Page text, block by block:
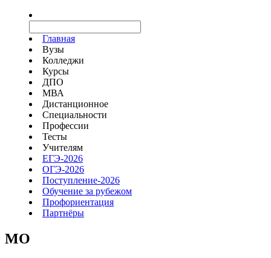
Главная
Вузы
Колледжи
Курсы
ДПО
МВА
Дистанционное
Специальности
Профессии
Тесты
Учителям
ЕГЭ-2026
ОГЭ-2026
Поступление-2026
Обучение за рубежом
Профориентация
Партнёры
MO